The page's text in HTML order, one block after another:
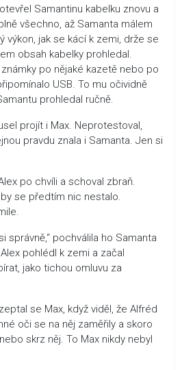
Samantinu kabelku znovu a
všechno, až Samanta málem
výkon, jak se kácí k zemi, drže se
obsah kabelky prohledal.
po nějaké kazetě nebo po
USB. To mu očividně
prohledal ručně.
projít i Max. Neprotestoval,
pravdu znala i Samanta. Jen si
po chvíli a schoval zbraň.
se předtím nic nestalo.
správně,“ pochválila ho Samanta
pohlédl k zemi a začal
jako tichou omluvu za
se Max, když viděl, že Alfréd
oči se na něj zaměřily a skoro
skrz něj. To Max nikdy nebyl